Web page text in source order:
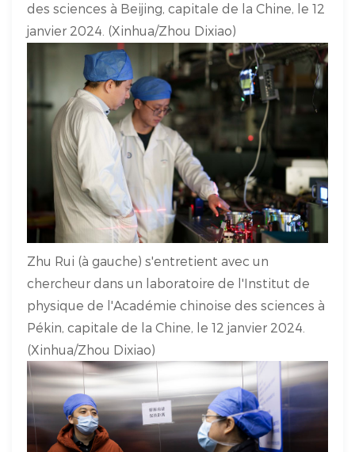
des sciences à Beijing, capitale de la Chine, le 12
janvier 2024. (Xinhua/Zhou Dixiao)
Zhu Rui (à gauche) s'entretient avec un
chercheur dans un laboratoire de l'Institut de
physique de l'Académie chinoise des sciences à
Pékin, capitale de la Chine, le 12 janvier 2024.
(Xinhua/Zhou Dixiao)